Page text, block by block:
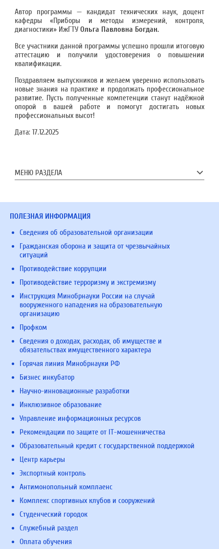
Автор программы — кандидат технических наук, доцент
кафедры «Приборы и методы измерений, контроля,
диагностики» ИжГТУ Ольга Павловна Богдан.
Все участники данной программы успешно прошли итоговую
аттестацию и получили удостоверения о повышении
квалификации.
Поздравляем выпускников и желаем уверенно использовать
новые знания на практике и продолжать профессиональное
развитие. Пусть полученные компетенции станут надёжной
опорой в вашей работе и помогут достигать новых
профессиональных высот!
Дата: 17.12.2025
МЕНЮ РАЗДЕЛА
ПОЛЕЗНАЯ ИНФОРМАЦИЯ
Сведения об образовательной организации
Гражданская оборона и защита от чрезвычайных
ситуаций
Противодействие коррупции
Противодействие терроризму и экстремизму
Инструкция Минобрнауки России на случай
вооруженного нападения на образовательную
организацию
Профком
Сведения о доходах, расходах, об имуществе и
обязательствах имущественного характера
Горячая линия Минобрнауки РФ
Бизнес инкубатор
Научно-инновационные разработки
Инклюзивное образование
Управление информационных ресурсов
Рекомендации по защите от IT-мошенничества
Образовательный кредит с государственной поддержкой
Центр карьеры
Экспортный контроль
Антимонопольный комплаенс
Комплекс спортивных клубов и сооружений
Студенческий городок
Служебный раздел
Оплата обучения